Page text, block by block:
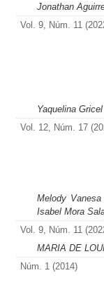
Jonathan
Vol. 9, Núm. 11
Yaquelina
Vol. 12, Núm. 17
Melody
Isabel Mora
Vol. 9, Núm. 11
MARIA DE
Núm. 1 (2014)